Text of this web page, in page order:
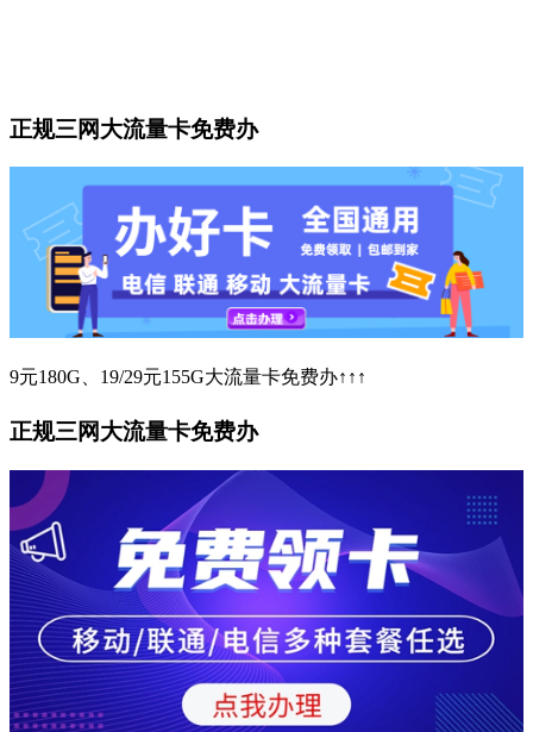
正规三网大流量卡免费办
9元180G、19/29元155G大流量卡免费办↑↑↑
正规三网大流量卡免费办